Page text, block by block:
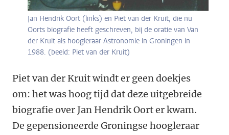
Jan Hendrik Oort (links) en Piet van der Kruit, die nu
Oorts biografie heeft geschreven, bij de oratie van Van
der Kruit als hoogleraar Astronomie in Groningen in
1988. (beeld: Piet van der Kruit)
Piet van der Kruit windt er geen doekjes
om: het was hoog tijd dat deze uitgebreide
biografie over Jan Hendrik Oort er kwam.
De gepensioneerde Groningse hoogleraar